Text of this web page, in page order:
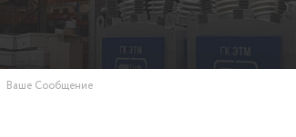
Вам в кратчайшие сроки.